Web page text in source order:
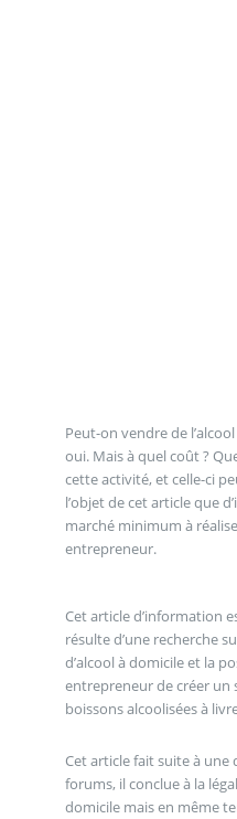
Peut-on vendre de
oui. Mais à quel coût ?
cette activité, et celle-ci
l’objet de cet article que
marché minimum à
entrepreneur.
Cet article d’information
résulte d’une recherche
d’alcool à domicile et la
entrepreneur de créer un
boissons alcoolisées à
Cet article fait suite à
forums, il conclue à la
domicile mais en même